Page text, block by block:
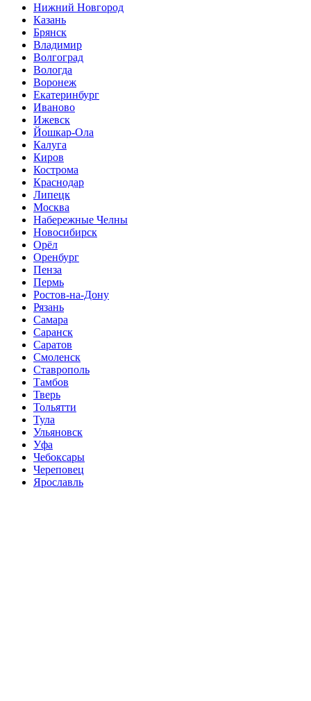
Нижний Нoвгород
Казань
Брянск
Владимир
Волгоград
Вологда
Воронеж
Екатеринбург
Иваново
Ижевск
Йошкар-Ола
Калуга
Киров
Кострома
Краснодар
Липецк
Москва
Набережные Челны
Новосибирск
Орёл
Оренбург
Пенза
Пермь
Ростов-на-Дону
Рязань
Самара
Саранск
Саратов
Смоленск
Ставрополь
Тамбов
Тверь
Тольятти
Тула
Ульяновск
Уфа
Чебоксары
Череповец
Ярославль